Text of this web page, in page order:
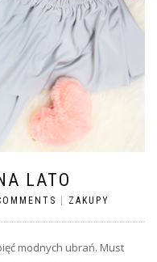
LATO
ZAKUPY
modnych ubrań. Must